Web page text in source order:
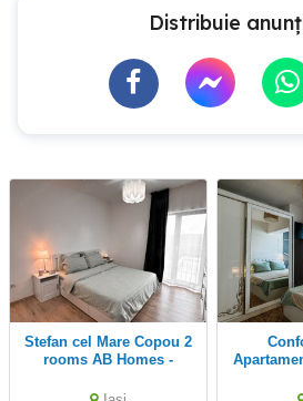
Distribuie
Stefan cel Mare Copou 2
rooms AB Homes -
- 5 min de Palas- factura
Confort în Iași
Sf. Maria